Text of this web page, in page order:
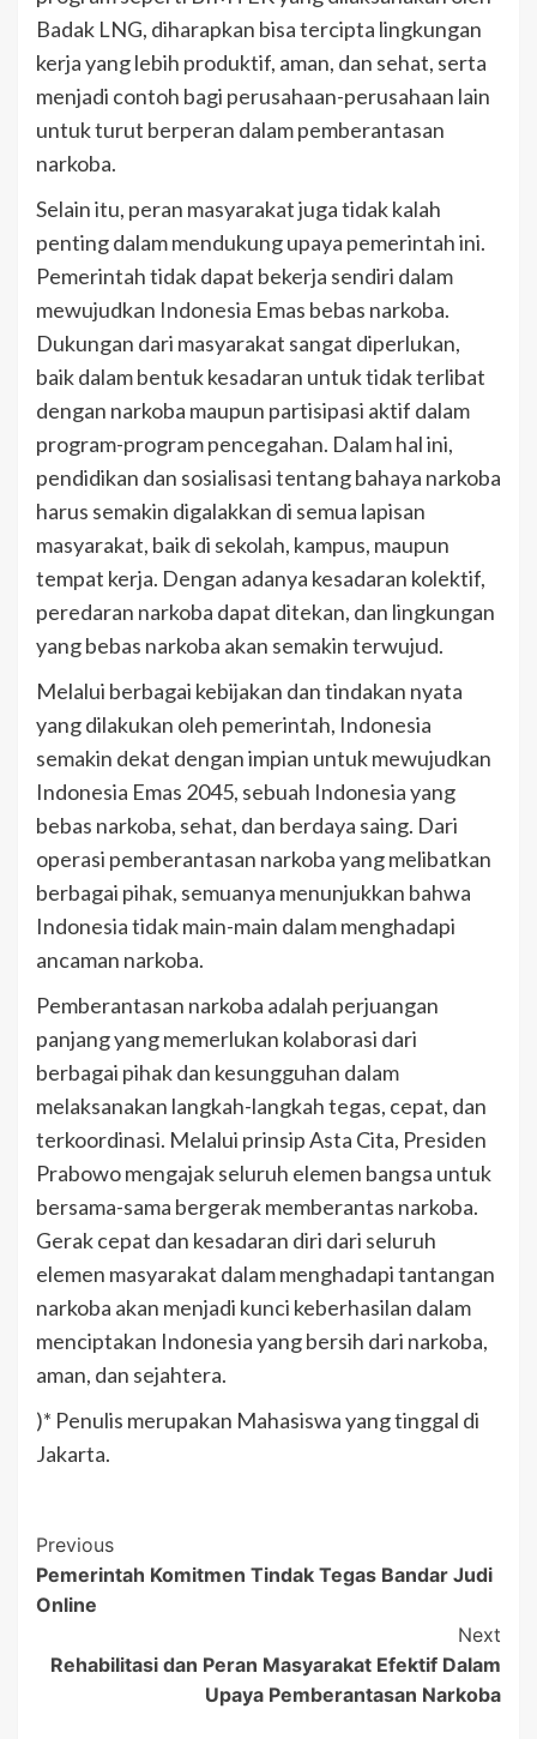
Badak LNG, diharapkan bisa tercipta lingkungan
kerja yang lebih produktif, aman, dan sehat, serta
menjadi contoh bagi perusahaan-perusahaan lain
untuk turut berperan dalam pemberantasan
narkoba.
Selain itu, peran masyarakat juga tidak kalah
penting dalam mendukung upaya pemerintah ini.
Pemerintah tidak dapat bekerja sendiri dalam
mewujudkan Indonesia Emas bebas narkoba.
Dukungan dari masyarakat sangat diperlukan,
baik dalam bentuk kesadaran untuk tidak terlibat
dengan narkoba maupun partisipasi aktif dalam
program-program pencegahan. Dalam hal ini,
pendidikan dan sosialisasi tentang bahaya narkoba
harus semakin digalakkan di semua lapisan
masyarakat, baik di sekolah, kampus, maupun
tempat kerja. Dengan adanya kesadaran kolektif,
peredaran narkoba dapat ditekan, dan lingkungan
yang bebas narkoba akan semakin terwujud.
Melalui berbagai kebijakan dan tindakan nyata
yang dilakukan oleh pemerintah, Indonesia
semakin dekat dengan impian untuk mewujudkan
Indonesia Emas 2045, sebuah Indonesia yang
bebas narkoba, sehat, dan berdaya saing. Dari
operasi pemberantasan narkoba yang melibatkan
berbagai pihak, semuanya menunjukkan bahwa
Indonesia tidak main-main dalam menghadapi
ancaman narkoba.
Pemberantasan narkoba adalah perjuangan
panjang yang memerlukan kolaborasi dari
berbagai pihak dan kesungguhan dalam
melaksanakan langkah-langkah tegas, cepat, dan
terkoordinasi. Melalui prinsip Asta Cita, Presiden
Prabowo mengajak seluruh elemen bangsa untuk
bersama-sama bergerak memberantas narkoba.
Gerak cepat dan kesadaran diri dari seluruh
elemen masyarakat dalam menghadapi tantangan
narkoba akan menjadi kunci keberhasilan dalam
menciptakan Indonesia yang bersih dari narkoba,
aman, dan sejahtera.
)* Penulis merupakan Mahasiswa yang tinggal di
Jakarta.
Post
Navigation
Previous
Pemerintah Komitmen Tindak Tegas Bandar Judi
Online
Next
Rehabilitasi dan Peran Masyarakat Efektif Dalam
Upaya Pemberantasan Narkoba